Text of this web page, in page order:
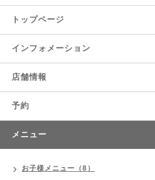
トップページ
インフォメーション
店舗情報
予約
メニュー
お子様メニュー（8）